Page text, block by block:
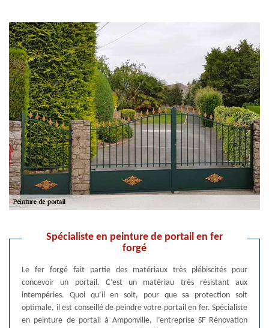
Spécialiste en peinture de portail en fer
forgé
Le fer forgé fait partie des matériaux très plébiscités pour
concevoir un portail. C’est un matériau très résistant aux
intempéries. Quoi qu’il en soit, pour que sa protection soit
optimale, il est conseillé de peindre votre portail en fer. Spécialiste
en peinture de portail à Amponville, l’entreprise SF Rénovation